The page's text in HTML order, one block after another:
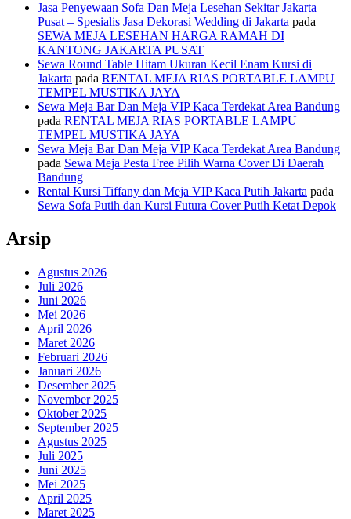
Jasa Penyewaan Sofa Dan Meja Lesehan Sekitar Jakarta
Pusat – Spesialis Jasa Dekorasi Wedding di Jakarta pada
SEWA MEJA LESEHAN HARGA RAMAH DI
KANTONG JAKARTA PUSAT
Sewa Round Table Hitam Ukuran Kecil Enam Kursi di
Jakarta pada RENTAL MEJA RIAS PORTABLE LAMPU
TEMPEL MUSTIKA JAYA
Sewa Meja Bar Dan Meja VIP Kaca Terdekat Area Bandung
pada RENTAL MEJA RIAS PORTABLE LAMPU
TEMPEL MUSTIKA JAYA
Sewa Meja Bar Dan Meja VIP Kaca Terdekat Area Bandung
pada Sewa Meja Pesta Free Pilih Warna Cover Di Daerah
Bandung
Rental Kursi Tiffany dan Meja VIP Kaca Putih Jakarta pada
Sewa Sofa Putih dan Kursi Futura Cover Putih Ketat Depok
Arsip
Agustus 2026
Juli 2026
Juni 2026
Mei 2026
April 2026
Maret 2026
Februari 2026
Januari 2026
Desember 2025
November 2025
Oktober 2025
September 2025
Agustus 2025
Juli 2025
Juni 2025
Mei 2025
April 2025
Maret 2025